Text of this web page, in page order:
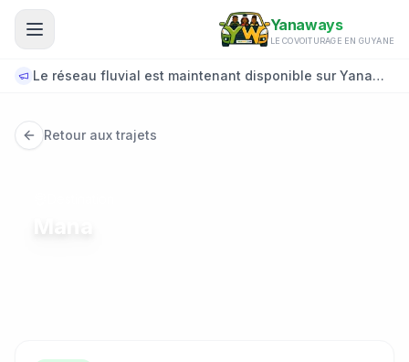
Aller au contenu principal
Yanaways
LE COVOITURAGE EN GUYANE
Le réseau fluvial est maintenant disponible sur Yanaways...
Retour aux trajets